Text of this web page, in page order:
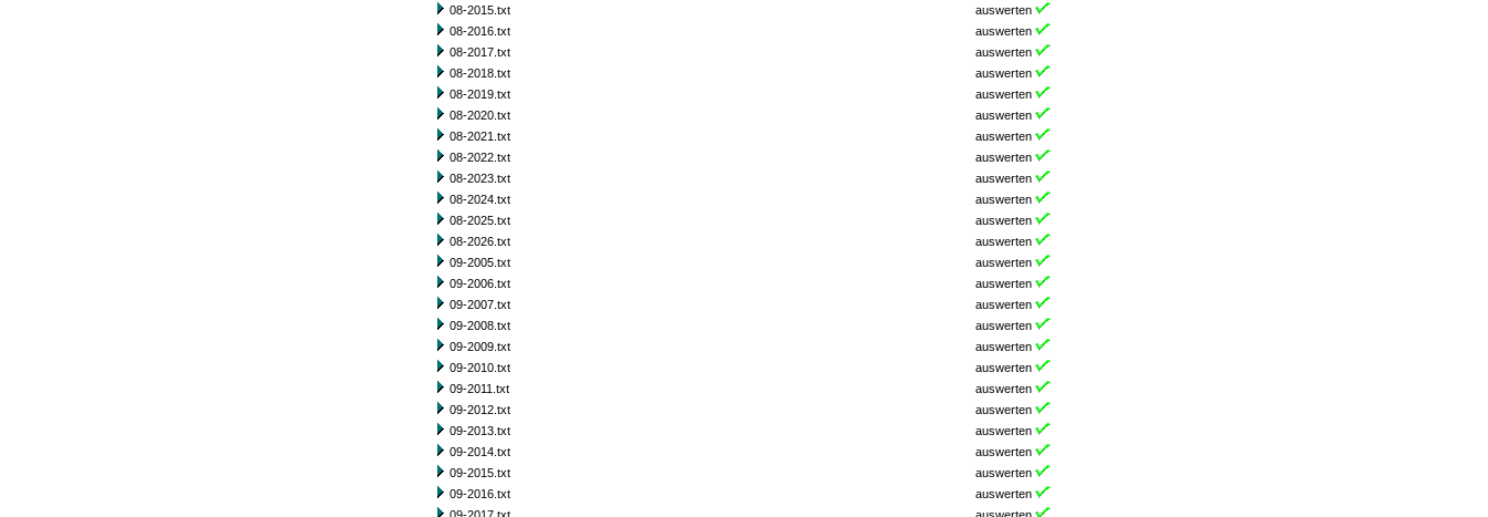
08-2015.txt
auswerten
08-2016.txt
auswerten
08-2017.txt
auswerten
08-2018.txt
auswerten
08-2019.txt
auswerten
08-2020.txt
auswerten
08-2021.txt
auswerten
08-2022.txt
auswerten
08-2023.txt
auswerten
08-2024.txt
auswerten
08-2025.txt
auswerten
08-2026.txt
auswerten
09-2005.txt
auswerten
09-2006.txt
auswerten
09-2007.txt
auswerten
09-2008.txt
auswerten
09-2009.txt
auswerten
09-2010.txt
auswerten
09-2011.txt
auswerten
09-2012.txt
auswerten
09-2013.txt
auswerten
09-2014.txt
auswerten
09-2015.txt
auswerten
09-2016.txt
auswerten